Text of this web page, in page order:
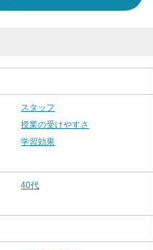
スタッフ
授業の受けやすさ
学習効果
40代